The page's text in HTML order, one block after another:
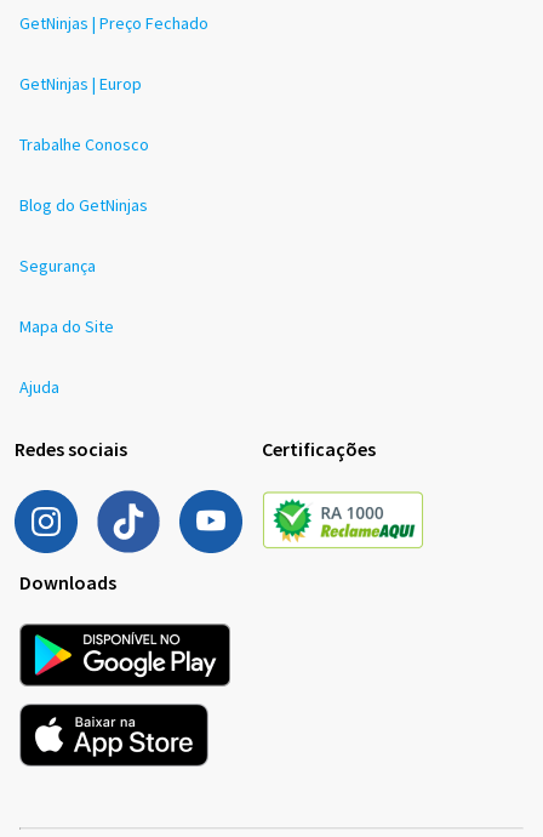
GetNinjas | Preço Fechado
GetNinjas | Europ
Trabalhe Conosco
Blog do GetNinjas
Segurança
Mapa do Site
Ajuda
Redes sociais Certificações
Downloads